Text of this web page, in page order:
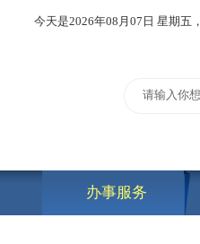
今天是2026年08月07日 星期五，
办事服务